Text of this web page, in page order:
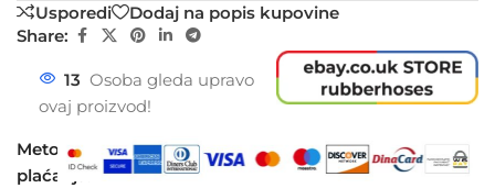
Usporedi
Dodaj na popis kupovine
Share:
13 Osoba gleda upravo
ovaj proizvod!
Metode
plaćanja: